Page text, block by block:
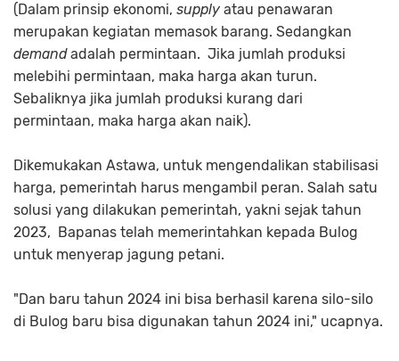
(Dalam prinsip ekonomi, supply atau penawaran
merupakan kegiatan memasok barang. Sedangkan
demandadalah permintaan. Jika jumlah produksi
melebihi permintaan, maka harga akan turun.
Sebaliknya jika jumlah produksi kurang dari
permintaan, maka harga akan naik).
Dikemukakan Astawa, untuk mengendalikan stabilisasi
harga, pemerintah harus mengambil peran. Salah satu
solusi yang dilakukan pemerintah, yakni sejak tahun
2023, Bapanas telah memerintahkan kepada Bulog
untuk menyerap jagung petani.
"Dan baru tahun 2024 ini bisa berhasil karena silo-silo
di Bulog baru bisa digunakan tahun 2024 ini," ucapnya.